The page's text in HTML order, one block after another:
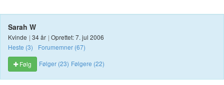
Sarah W
Kvinde | 34 år | Oprettet: 7. jul 2006
Heste (3)
Forumemner (67)
Følg
Følger (23) Følgere (22)